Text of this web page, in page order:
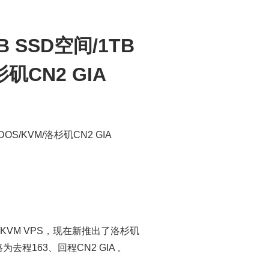
SSD空间/1TB
矶CN2 GIA
KVM/洛杉矶CN2 GIA
VPS，现在新推出了洛杉矶
去程163、回程CN2 GIA 。